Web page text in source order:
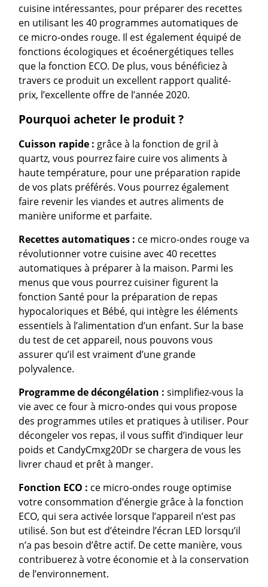
cuisine intéressantes, pour préparer des recettes
en utilisant les 40 programmes automatiques de
ce micro-ondes rouge. Il est également équipé de
fonctions écologiques et écoénergétiques telles
que la fonction ECO. De plus, vous bénéficiez à
travers ce produit un excellent rapport qualité-
prix, l’excellente offre de l’année 2020.
Pourquoi acheter le produit ?
Cuisson rapide : grâce à la fonction de gril à
quartz, vous pourrez faire cuire vos aliments à
haute température, pour une préparation rapide
de vos plats préférés. Vous pourrez également
faire revenir les viandes et autres aliments de
manière uniforme et parfaite.
Recettes automatiques : ce micro-ondes rouge va
révolutionner votre cuisine avec 40 recettes
automatiques à préparer à la maison. Parmi les
menus que vous pourrez cuisiner figurent la
fonction Santé pour la préparation de repas
hypocaloriques et Bébé, qui intègre les éléments
essentiels à l’alimentation d’un enfant. Sur la base
du test de cet appareil, nous pouvons vous
assurer qu’il est vraiment d’une grande
polyvalence.
Programme de décongélation : simplifiez-vous la
vie avec ce four à micro-ondes qui vous propose
des programmes utiles et pratiques à utiliser. Pour
décongeler vos repas, il vous suffit d’indiquer leur
poids et CandyCmxg20Dr se chargera de vous les
livrer chaud et prêt à manger.
Fonction ECO : ce micro-ondes rouge optimise
votre consommation d’énergie grâce à la fonction
ECO, qui sera activée lorsque l’appareil n’est pas
utilisé. Son but est d’éteindre l’écran LED lorsqu’il
n’a pas besoin d’être actif. De cette manière, vous
contribuerez à votre économie et à la conservation
de l’environnement.